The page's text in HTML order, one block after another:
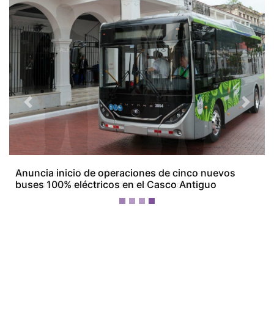
Devuelven a Colombia a un hombre que
transportaba 16 kilos de oro no declarados
Previous Next